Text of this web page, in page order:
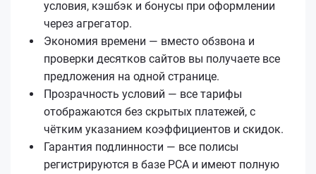
условия, кэшбэк и бонусы при оформлении
через агрегатор.
Экономия времени — вместо обзвона и
проверки десятков сайтов вы получаете все
предложения на одной странице.
Прозрачность условий — все тарифы
отображаются без скрытых платежей, с
чётким указанием коэффициентов и скидок.
Гарантия подлинности — все полисы
регистрируются в базе РСА и имеют полную